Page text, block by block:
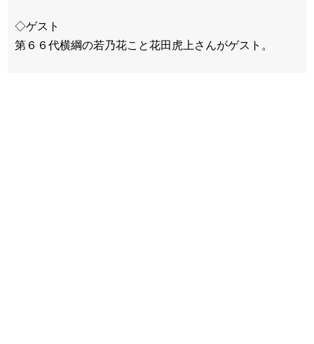
◇ゲスト
第６６代横綱の若乃花こと花田虎上さんがゲスト。